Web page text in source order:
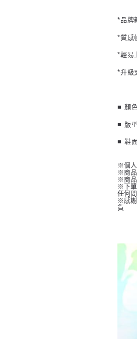
*品牌
*質感
*輕易
*升級
■ 顏
■ 版
■ 鞋
※個人
※商品
※商品
※下單
任何
※感謝
貨